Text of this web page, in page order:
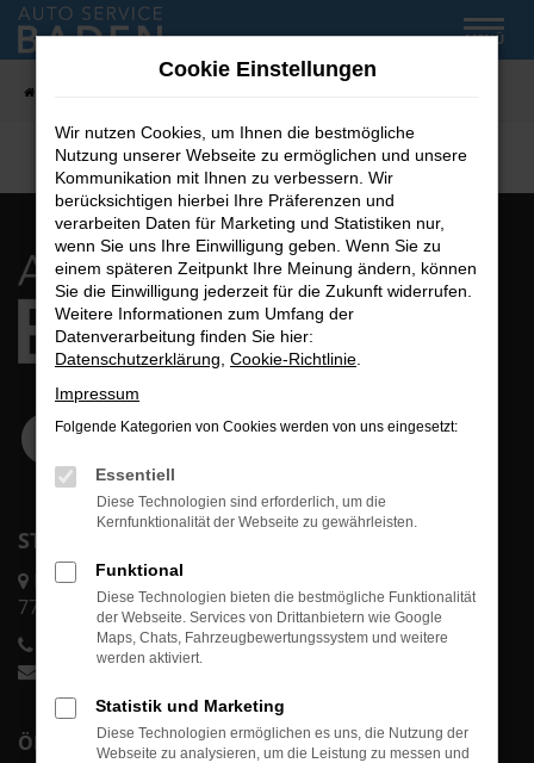
Zum
Hauptinhalt
MENÜ
STANDORT ACHERN
Karl-Bold-Str. 2/1
77855 Achern
Telefon:0 78 41 60 00-70
info@autoservicebaden.de
ÖFFNUNGSZEITEN ACHERN
Cookie Einstellungen
Wir nutzen Cookies, um Ihnen die bestmögliche
Nutzung unserer Webseite zu ermöglichen und unsere
Kommunikation mit Ihnen zu verbessern. Wir
berücksichtigen hierbei Ihre Präferenzen und
verarbeiten Daten für Marketing und Statistiken nur,
wenn Sie uns Ihre Einwilligung geben. Wenn Sie zu
einem späteren Zeitpunkt Ihre Meinung ändern, können
Sie die Einwilligung jederzeit für die Zukunft widerrufen.
Weitere Informationen zum Umfang der
Datenverarbeitung finden Sie hier:
Datenschutzerklärung Cookie-Richtlinie
Impressum
Folgende Kategorien von Cookies werden von uns eingesetzt:
Essentiell
Diese Technologien sind erforderlich, um die
Kernfunktionalität der Webseite zu gewährleisten.
Funktional
Diese Technologien bieten die bestmögliche Funktionalität
der Webseite. Services von Drittanbietern wie Google
Maps, Chats, Fahrzeugbewertungssystem und weitere
werden aktiviert.
Statistik und Marketing
Diese Technologien ermöglichen es uns, die Nutzung der
Webseite zu analysieren, um die Leistung zu messen und